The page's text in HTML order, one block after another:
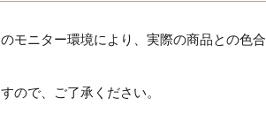
モニター環境により、実際の商品との色合
ので、ご了承ください。